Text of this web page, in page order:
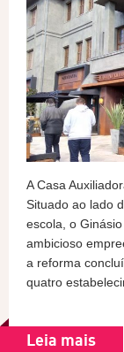
A Casa
Situado ao lado
escola, o
ambicioso
a reforma
quatro
Leia mais